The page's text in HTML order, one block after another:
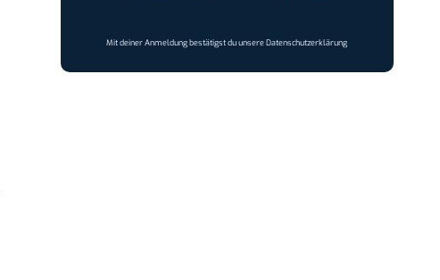
Mit deiner Anmeldung bestätigst du unsereDatenschutzerklärung